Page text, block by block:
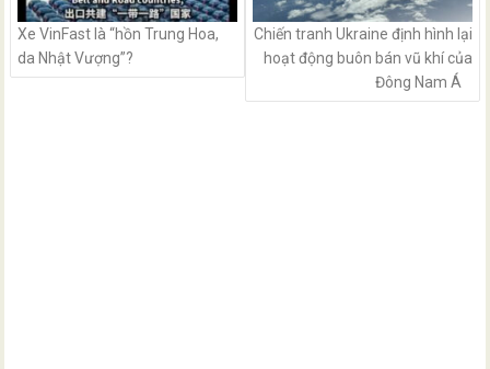
Xe VinFast là “hồn Trung Hoa,
da Nhật Vượng”?
Chiến tranh Ukraine định hình lại
hoạt động buôn bán vũ khí của
Đông Nam Á